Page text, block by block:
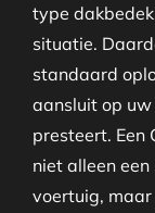
type
situatie.
standaard
aansluit op
presteert. Een
niet alleen
voertuig, maar